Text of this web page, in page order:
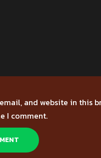
and website in this
I comment.